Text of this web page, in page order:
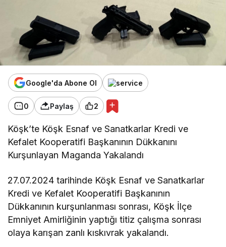
Google'da Abone Ol
0 Paylaş 2
Köşk’te Köşk Esnaf ve Sanatkarlar Kredi ve
Kefalet Kooperatifi Başkanının Dükkanını
Kurşunlayan Maganda Yakalandı
27.07.2024 tarihinde Köşk Esnaf ve Sanatkarlar
Kredi ve Kefalet Kooperatifi Başkanının
Dükkanının kurşunlanması sonrası, Köşk İlçe
Emniyet Amirliğinin yaptığı titiz çalışma sonrası
olaya karışan zanlı kıskıvrak yakalandı.